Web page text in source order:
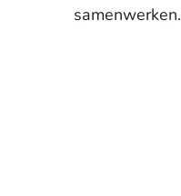
samenwerken.